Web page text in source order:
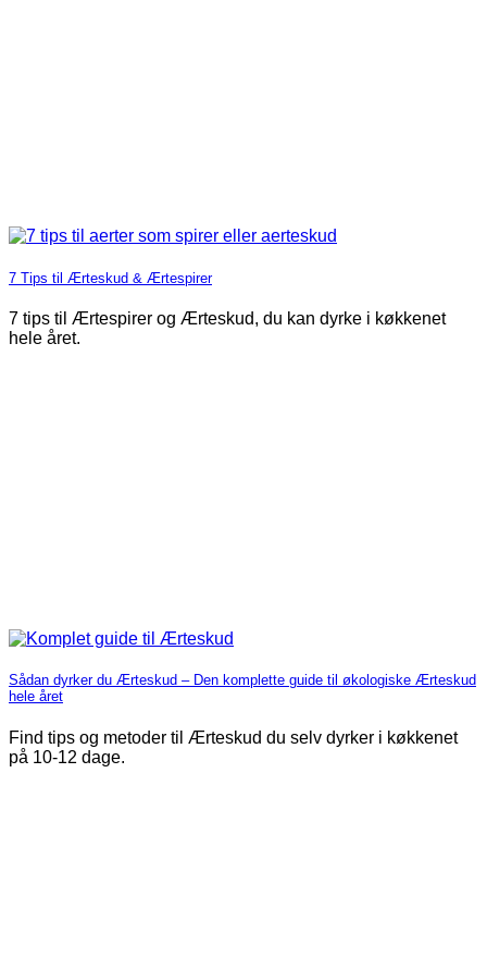
7 Tips til Ærteskud & Ærtespirer
7 tips til Ærtespirer og Ærteskud, du kan dyrke i køkkenet
hele året.
Sådan dyrker du Ærteskud – Den komplette guide til økologiske Ærteskud
hele året
Find tips og metoder til Ærteskud du selv dyrker i køkkenet
på 10-12 dage.